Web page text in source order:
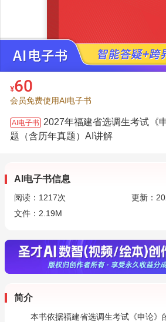
¥60
会员免费使用AI电子书
AI电子书 2027年福建省选调生考试《
题（含历年真题）AI讲解
AI电子书信息
阅读： 1217次
更新：
文件：2.19M
简介
本书依据福建省选调生考试《申论》